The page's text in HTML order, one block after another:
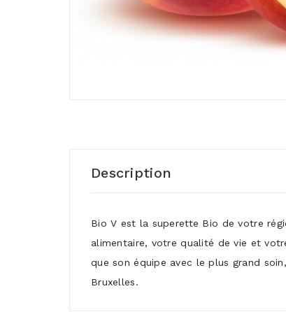
Description
Bio V est la superette Bio de votre
alimentaire, votre qualité de vie et
que son équipe avec le plus grand
Bruxelles.